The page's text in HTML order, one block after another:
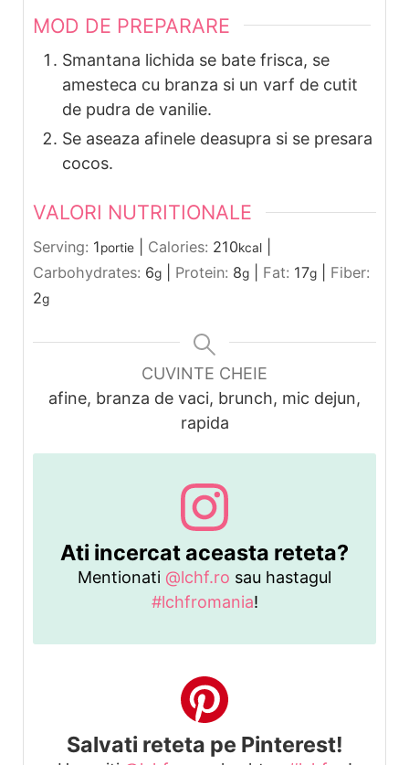
MOD DE PREPARARE
Smantana lichida se bate frisca, se
amesteca cu branza si un varf de cutit
de pudra de vanilie.
Se aseaza afinele deasupra si se presara
cocos.
VALORI NUTRITIONALE
Serving: 1portie Calories: 210kcal
Carbohydrates: 6g Protein: 8g Fat: 17g
Fiber:
2g
CUVINTE CHEIE
afine, branza de vaci, brunch, mic dejun,
rapida
Ati incercat aceasta reteta?
Mentionati @lchf.ro sau hastagul
#lchfromania!
Salvati reteta pe Pinterest!